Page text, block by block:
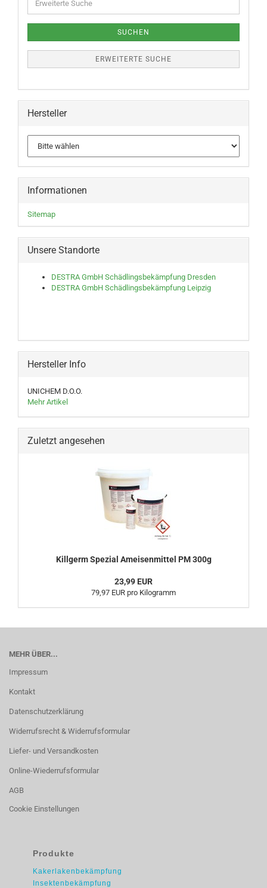
SUCHEN
ERWEITERTE SUCHE
Hersteller
Informationen
Sitemap
Unsere Standorte
DESTRA GmbH Schädlingsbekämpfung Dresden
DESTRA GmbH Schädlingsbekämpfung Leipzig
Hersteller Info
UNICHEM D.O.O.
Mehr Artikel
Zuletzt angesehen
Killgerm Spezial Ameisenmittel PM 300g
23,99 EUR
79,97 EUR pro Kilogramm
MEHR ÜBER...
Impressum
Kontakt
Datenschutzerklärung
Widerrufsrecht & Widerrufsformular
Liefer- und Versandkosten
Online-Wiederrufsformular
AGB
Cookie Einstellungen
Produkte
Kakerlakenbekämpfung
Insektenbekämpfung